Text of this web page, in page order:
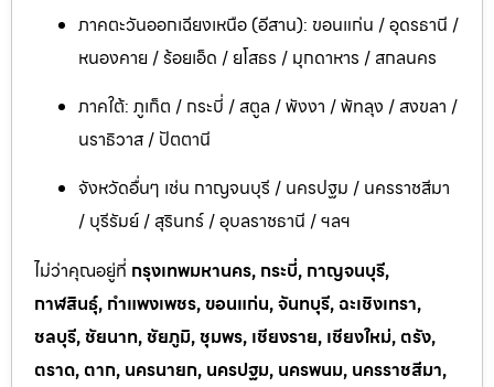
ภาคตะวันออกเฉียงเหนือ (อีสาน): ขอนแก่น / อุดรธานี /
หนองคาย / ร้อยเอ็ด / ยโสธร / มุกดาหาร / สกลนคร
ภาคใต้: ภูเก็ต / กระบี่ / สตูล / พังงา / พัทลุง / สงขลา /
นราธิวาส / ปัตตานี
จังหวัดอื่นๆ เช่น กาญจนบุรี / นครปฐม / นครราชสีมา
/ บุรีรัมย์ / สุรินทร์ / อุบลราชธานี / ฯลฯ
ไม่ว่าคุณอยู่ที่ กรุงเทพมหานคร, กระบี่, กาญจนบุรี,
กาฬสินธุ์, กำแพงเพชร, ขอนแก่น, จันทบุรี, ฉะเชิงเทรา,
ชลบุรี, ชัยนาท, ชัยภูมิ, ชุมพร, เชียงราย, เชียงใหม่, ตรัง,
ตราด, ตาก, นครนายก, นครปฐม, นครพนม, นครราชสีมา,